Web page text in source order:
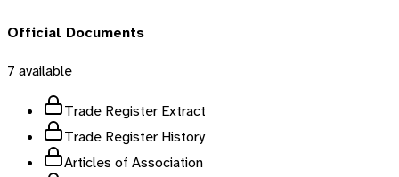
Official Documents
7 available
Trade Register Extract
Trade Register History
Articles of Association